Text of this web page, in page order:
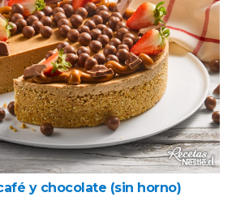
y chocolate (sin horno)